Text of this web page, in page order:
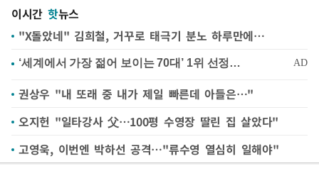
이시간 핫뉴스
"X돌았네" 김희철, 거꾸로 태극기 분노 하루만에…
권상우 "내 또래 중 내가 제일 빠른데 아들은…"
오지헌 "일타강사 父…100평 수영장 딸린 집 살았다"
고영욱, 이번엔 박하선 공격…"류수영 열심히 일해야"